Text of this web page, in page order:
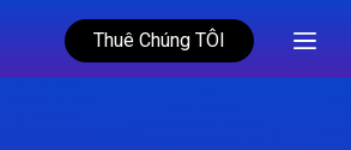
Thuê Chúng TÔI